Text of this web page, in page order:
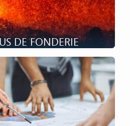
DE FONDERIE
est souvent très capitalistique
de transformation importants.